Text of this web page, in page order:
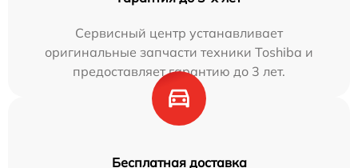
Сервисный центр устанавливает
оригинальные запчасти техники Toshiba и
предоставляет гарантию до 3 лет.
Бесплатная доставка